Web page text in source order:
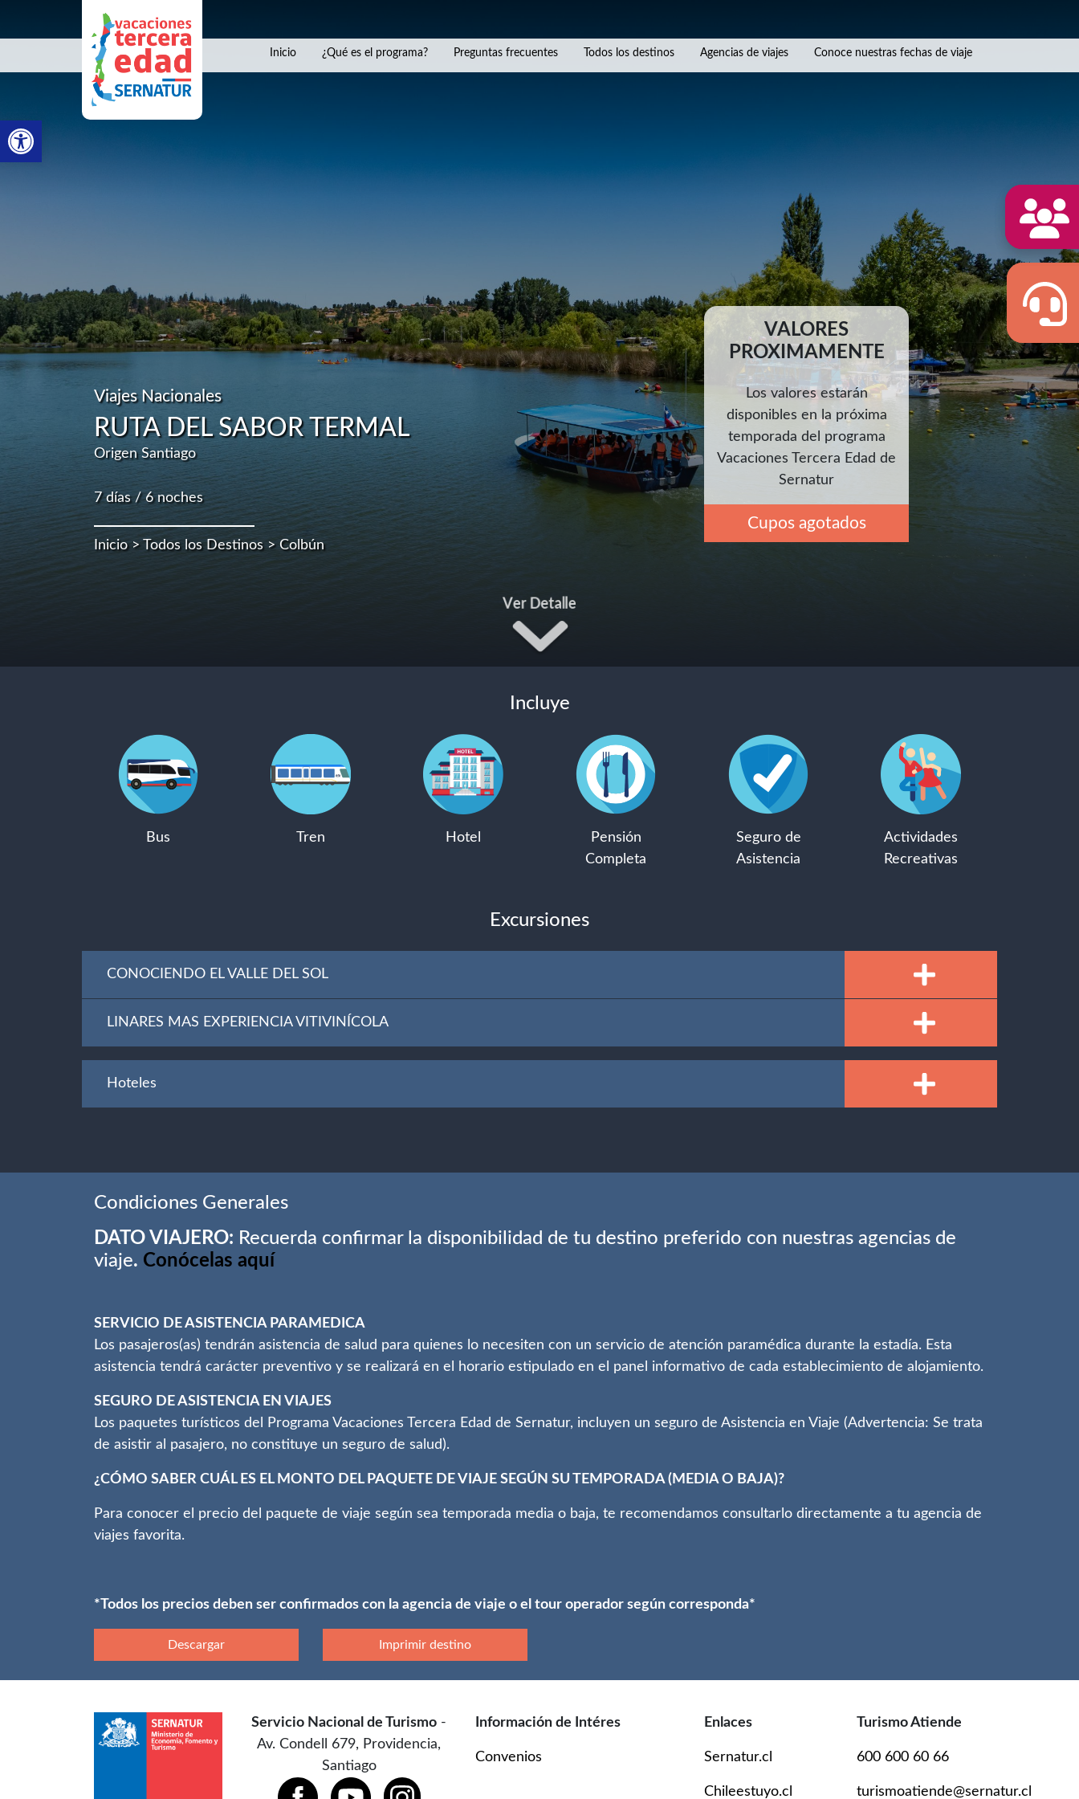
Abrir barra de herramientas
Inicio ¿Qué es el programa? Preguntas frecuentes Todos los destinos Agencias de viajes Conoce nuestras fechas de viaje
Viajes Nacionales
RUTA DEL SABOR TERMAL
Origen Santiago
7 días / 6 noches
Inicio>Todos los Destinos> Colbún
VALORES
PROXIMAMENTE
Los valores estarán
disponibles en la próxima
temporada del programa
Vacaciones Tercera Edad de
Sernatur
Cupos agotados
Ver Detalle
Incluye
Bus Tren Hotel
Pensión
Completa
Seguro de
Asistencia
Actividades
Recreativas
Excursiones
CONOCIENDO EL VALLE DEL SOL
LINARES MAS EXPERIENCIA VITIVINÍCOLA
Hoteles
Condiciones Generales
DATO VIAJERO: Recuerda confirmar la disponibilidad de tu destino preferido con nuestras agencias de
viaje. Conócelas aquí
SERVICIO DE ASISTENCIA PARAMEDICA
Los pasajeros(as) tendrán asistencia de salud para quienes lo necesiten con un servicio de atención paramédica durante la estadía. Esta
asistencia tendrá carácter preventivo y se realizará en el horario estipulado en el panel informativo de cada establecimiento de alojamiento.
SEGURO DE ASISTENCIA EN VIAJES
Los paquetes turísticos del Programa Vacaciones Tercera Edad de Sernatur, incluyen un seguro de Asistencia en Viaje (Advertencia: Se trata
de asistir al pasajero, no constituye un seguro de salud).
¿CÓMO SABER CUÁL ES EL MONTO DEL PAQUETE DE VIAJE SEGÚN SU TEMPORADA (MEDIA O BAJA)?
Para conocer el precio del paquete de viaje según sea temporada media o baja, te recomendamos consultarlo directamente a tu agencia de
viajes favorita.
*Todos los precios deben ser confirmados con la agencia de viaje o el tour operador según corresponda*
Descargar Imprimir destino
Servicio Nacional de Turismo -
Av. Condell 679, Providencia,
Santiago
Información de Intéres
Convenios
Enlaces
Sernatur.cl
Chileestuyo.cl
Turismo Atiende
600 600 60 66
turismoatiende@sernatur.cl